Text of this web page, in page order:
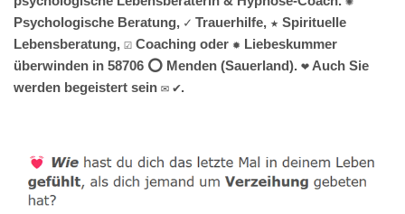
Psychologische Beratung, ✓ Trauerhilfe, ★ Spirituelle
Lebensberatung, ☑️ Coaching oder ✹ Liebeskummer
überwinden in 58706 ⭕ Menden (Sauerland). ❤ Auch Sie
werden begeistert sein ✉ ✔.